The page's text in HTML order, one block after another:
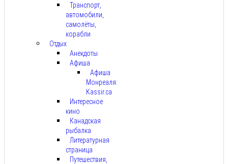
Транспорт,
автомобили,
самолёты,
корабли
Отдых
Анекдоты
Афиша
Афиша
Монреаля:
Kassir.ca
Интересное
кино
Канадская
рыбалка
Литературная
страница
Путешествия,